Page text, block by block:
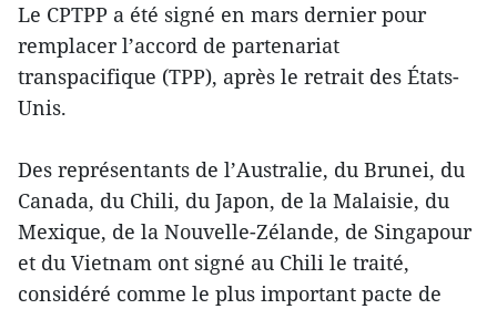
Le CPTPP a été signé en mars dernier pour
remplacer l’accord de partenariat
transpacifique (TPP), après le retrait des États-
Unis.
Des représentants de l’Australie, du Brunei, du
Canada, du Chili, du Japon, de la Malaisie, du
Mexique, de la Nouvelle-Zélande, de Singapour
et du Vietnam ont signé au Chili le traité,
considéré comme le plus important pacte de